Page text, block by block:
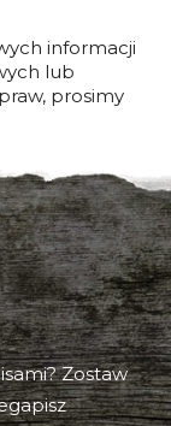
informacji
lub
prosimy
Zostaw